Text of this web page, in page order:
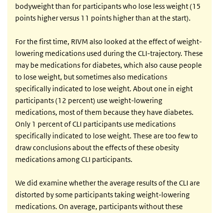
bodyweight than for participants who lose less weight (15
points higher versus 11 points higher than at the start).
For the first time, RIVM also looked at the effect of weight-
lowering medications used during the CLI-trajectory. These
may be medications for diabetes, which also cause people
to lose weight, but sometimes also medications
specifically indicated to lose weight. About one in eight
participants (12 percent) use weight-lowering
medications, most of them because they have diabetes.
Only 1 percent of CLI participants use medications
specifically indicated to lose weight. These are too few to
draw conclusions about the effects of these obesity
medications among CLI participants.
We did examine whether the average results of the CLI are
distorted by some participants taking weight-lowering
medications. On average, participants without these